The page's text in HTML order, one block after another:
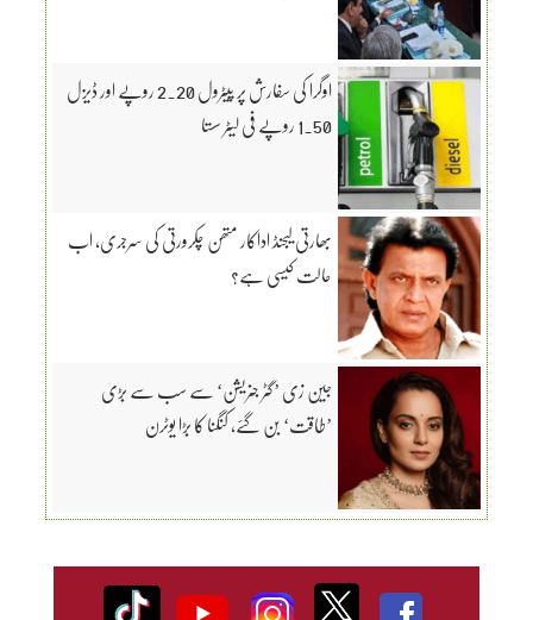
اوگرا کی سفارش پر پیٹرول 2.20 روپے اور ڈیزل
1.50 روپے فی لیٹر سستا
بھارتی لیجنڈ اداکار متھن چکرورتی کی سرجری، اب
حالت کیسی ہے؟
جین زی ’گٹر جنریشن‘ سے سب سے بڑی
’طاقت‘ بن گئے، کنگنا کا بڑا یوٹرن